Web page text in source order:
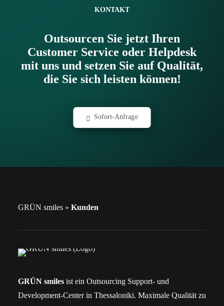
KONTAKT
Outsourcen Sie jetzt Ihren
Customer Service oder Helpdesk
mit uns und setzen Sie auf Qualität,
die Sie sich leisten können!
Sofort-Anfrage
GRÜN smiles » Kunden
GRÜN smiles ist ein Outsourcing Support- und
Development-Center in Thessaloniki. Maximale Qualität zu